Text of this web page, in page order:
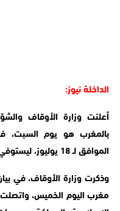
الداخلة نيوز:
أعلنت وزارة الأوقاف
الموافق لـ 18 يوليوز، ليستوفي بذلك رمضان الحالي ثلاثين يوما كاملة.
وذكرت وزارة الأوقاف، في
مغرب اليوم الخميس،